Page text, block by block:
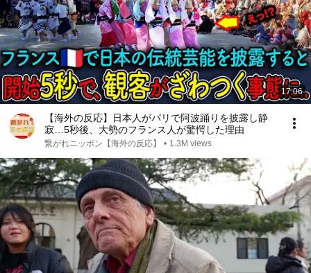
17:06
【海外の反応】日本人がパリで阿波踊りを披露し静
寂…5秒後、大勢のフランス人が驚愕した理由
繋がれニッポン【海外の反応】 • 1.3M views